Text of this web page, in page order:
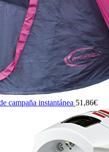
campaña instantánea 51,86€